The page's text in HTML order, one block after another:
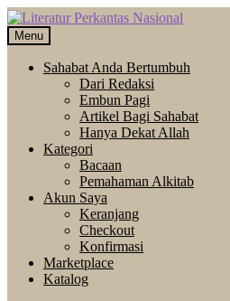
Skip
to
navigation
Langsung
ke
isi
Menu
Sahabat Anda Bertumbuh
Dari Redaksi
Embun Pagi
Artikel Bagi Sahabat
Hanya Dekat Allah
Kategori
Bacaan
Pemahaman Alkitab
Akun Saya
Keranjang
Checkout
Konfirmasi
Marketplace
Katalog